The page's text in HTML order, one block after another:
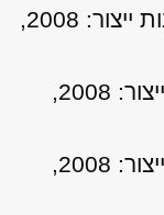
מאזדה 6 2.0 4 דל’ Executive שנות ייצור: 2008,
מאזדה 6 2.0 4 דל’ Luxury שנות ייצור: 2008,
מאזדה 6 2.0 5 דל’ Luxury שנות ייצור: 2008,